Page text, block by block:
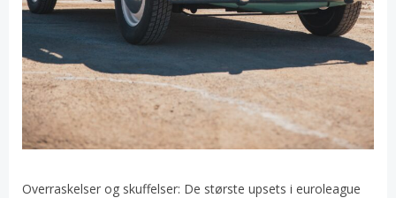
Overraskelser og skuffelser: De største upsets i euroleague